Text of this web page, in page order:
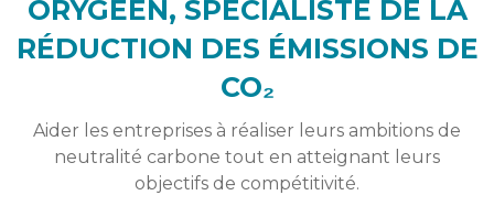
ORYGEEN, SPÉCIALISTE DE LA
RÉDUCTION DES ÉMISSIONS DE
CO₂
Aider les entreprises à réaliser leurs ambitions de
neutralité carbone tout en atteignant leurs
objectifs de compétitivité.